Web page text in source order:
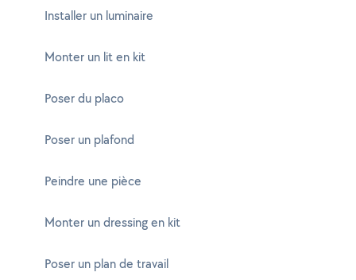
Installer un luminaire
Monter un lit en kit
Poser du placo
Poser un plafond
Peindre une pièce
Monter un dressing en kit
Poser un plan de travail